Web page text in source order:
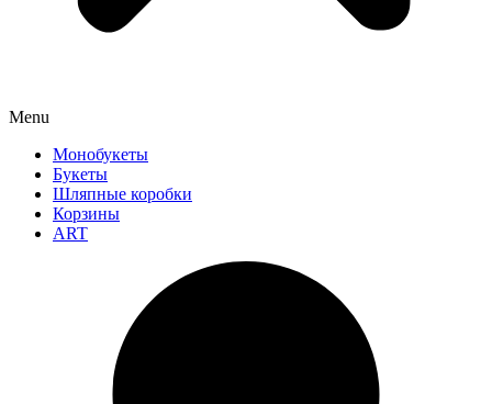
Menu
Монобукеты
Букеты
Шляпные коробки
Корзины
ART